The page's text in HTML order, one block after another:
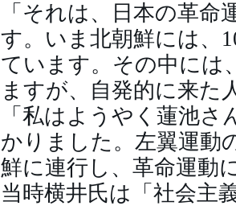
「それは、日本の革
す。いま北朝鮮には、
ています。その中には
ますが、自発的に来た
「私はようやく蓮池
かりました。左翼運動
鮮に連行し、革命運動
当時横井氏は「社会主